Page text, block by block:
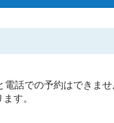
話での予約はできませ
す。